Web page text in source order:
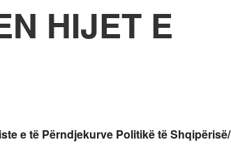
HIJET E
e të Përndjekurve Politikëtë Shqipërisë/